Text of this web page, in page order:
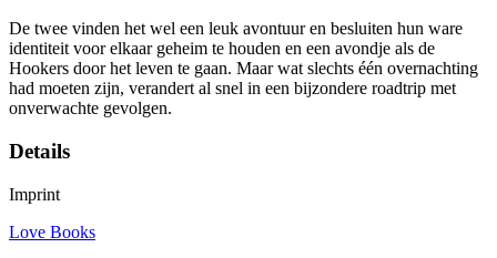
De twee vinden het wel een leuk avontuur en besluiten hun ware
identiteit voor elkaar geheim te houden en een avondje als de
Hookers door het leven te gaan. Maar wat slechts één overnachting
had moeten zijn, verandert al snel in een bijzondere roadtrip met
onverwachte gevolgen.
Details
Imprint
Love Books